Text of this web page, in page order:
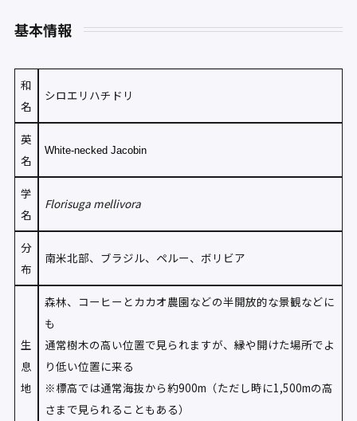
基本情報
和
名
シロエリハチドリ
英
名
White-necked Jacobin
学
名
Florisuga mellivora
分
布
南米北部、ブラジル、ペルー、ボリビア
生
息
地
森林、コーヒーとカカオ農園などの半開放的な景観などに
も
通常樹木の高い位置で見られますが、縁や開けた場所でよ
り低い位置に来る
※標高では通常海抜から約900m（ただし時に1,500mの高
さまで見られることもある）